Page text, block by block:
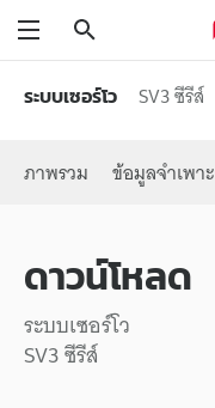
ระบบเซอร์โว SV3 ซีรีส์
ภาพรวม ข้อมูลจำเพาะ
ดาวน์โหลด
ระบบเซอร์โว
SV3 ซีรีส์